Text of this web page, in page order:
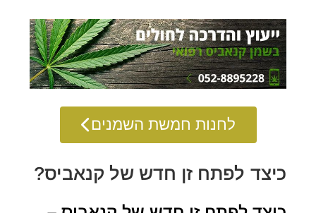
לחנות חמשת השמנים
כיצד לפתח זן חדש של קנאביס?